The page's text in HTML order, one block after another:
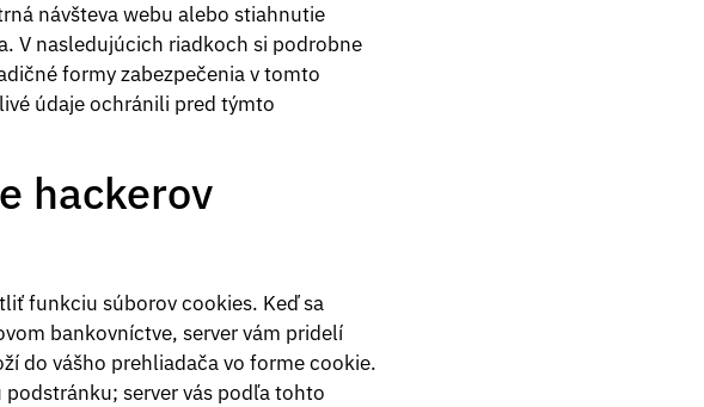
návšteva webu alebo stiahnutie
V nasledujúcich riadkoch si podrobne
formy zabezpečenia v tomto
údaje ochránili pred týmto
hackerov
funkciu súborov cookies. Keď sa
bankovníctve, server vám pridelí
do vášho prehliadača vo forme cookie.
server vás podľa tohto